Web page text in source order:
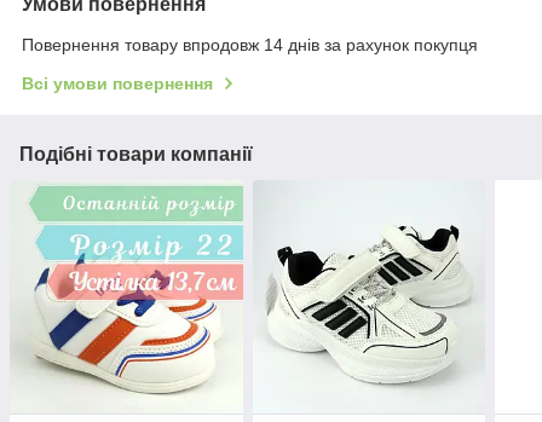
Умови повернення
Повернення товару впродовж 14 днів за рахунок покупця
Всі умови повернення
Подібні товари компанії